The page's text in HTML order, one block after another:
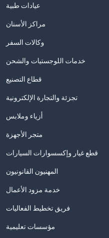
عيادات طبية
مراكز الأسنان
وكالات السفر
خدمات اللوجستيات والشحن
قطاع التصنيع
تجزئة والتجارة الإلكترونية
أزياء وملابس
متجر الأجهزة
قطع غيار وإكسسوارات السيارات
المهنيون القانونيون
خدمة مزود الأعمال
فريق تخطيط الفعاليات
مؤسسات تعليمية